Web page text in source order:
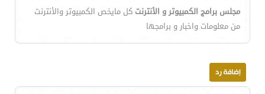
مجلس برامج الكمبيوتر و الأنترنت كل مايخص الكمبيوتر والأنترنت
من معلومات واخبار و برامجها